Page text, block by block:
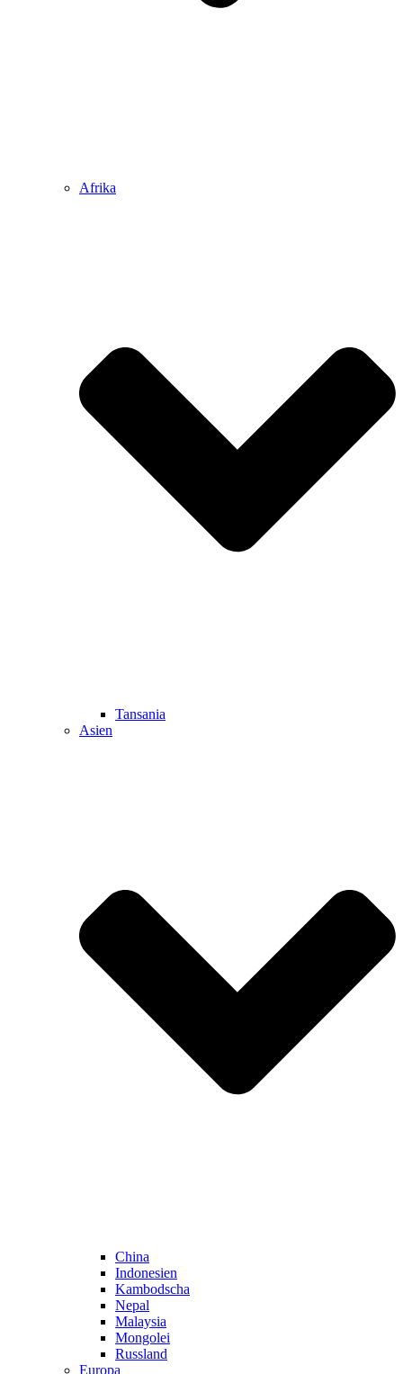
Afrika
Tansania
Asien
China
Indonesien
Kambodscha
Nepal
Malaysia
Mongolei
Russland
Europa